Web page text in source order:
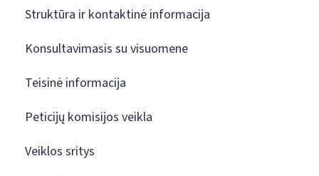
Struktūra ir kontaktinė informacija
Konsultavimasis su visuomene
Teisinė informacija
Peticijų komisijos veikla
Veiklos sritys